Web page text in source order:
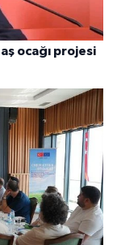
ocağı projesi